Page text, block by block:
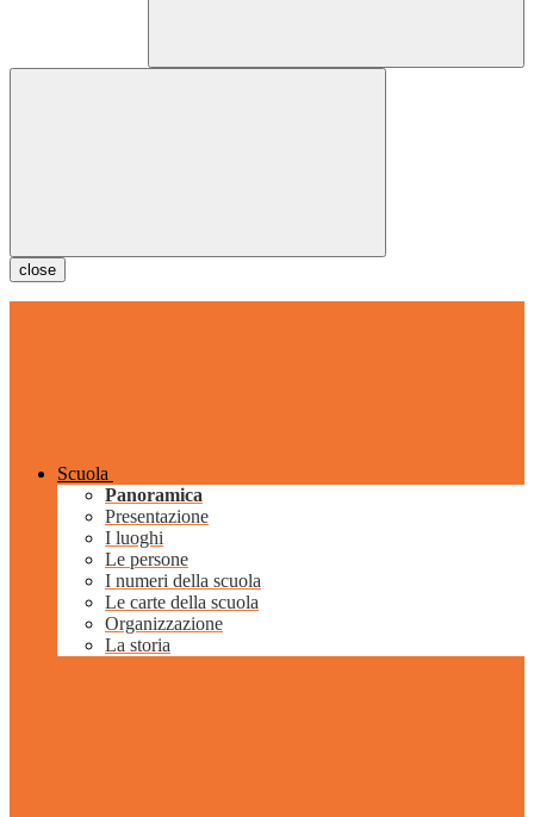
close
Scuola
Panoramica
Presentazione
I luoghi
Le persone
I numeri della scuola
Le carte della scuola
Organizzazione
La storia